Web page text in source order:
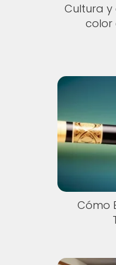
Cultura
color
Cómo